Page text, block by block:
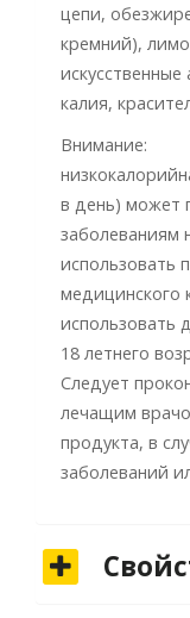
цепи,
кремний),
калия,
Внимание:
в день) может
заболеваниям
использовать
медицинского
использовать
18 летнего
Следует
лечащим
продукта, в
заболеваний